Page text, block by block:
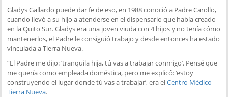
Gladys Gallardo puede dar fe de eso, en 1988 conoció a Padre Carollo,
cuando llevó a su hijo a atenderse en el dispensario que había creado
en la Quito Sur. Gladys era una joven viuda con 4 hijos y no tenía cómo
mantenerlos, el Padre le consiguió trabajo y desde entonces ha estado
vinculada a Tierra Nueva.
“El Padre me dijo: ‘tranquila hija, tú vas a trabajar conmigo’. Pensé que
me quería como empleada doméstica, pero me explicó: ‘estoy
construyendo el lugar donde tú vas a trabajar’, era elCentro Médico
Tierra Nueva.